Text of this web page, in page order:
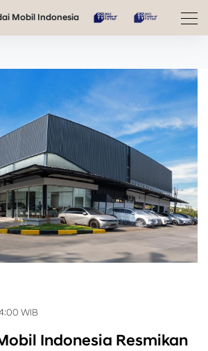
Mobil Indonesia
WIB
Indonesia Resmikan